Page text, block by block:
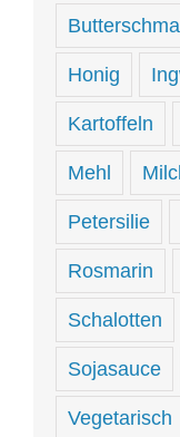
Honig
Kartoffeln
Mehl
Petersilie
Rosmarin
Schalotten
Sojasauce
Vegetarisch